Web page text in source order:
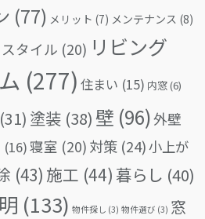
(77) メリット (7) メンテナンス (8)
タイル (20) リビング
(277) 住まい (15) 内窓(6)
(31) 塗装 (38) 壁 (96)外壁
(16)寝室 (20) 対策 (24)小上が
(43) 施工 (44) 暮らし (40)
(133) 物件探し (3) 物件選び (3) 窓